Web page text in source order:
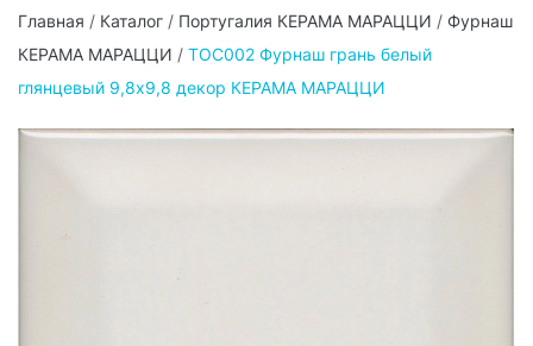
Главная / Каталог / Португалия КЕРАМА МАРАЦЦИ / Фурнаш
КЕРАМА МАРАЦЦИ / TOC002 Фурнаш грань белый
глянцевый 9,8х9,8 декор КЕРАМА МАРАЦЦИ